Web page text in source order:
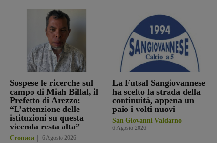
Sospese le ricerche sul
campo di Miah Billal, il
Prefetto di Arezzo:
“L’attenzione delle
istituzioni su questa
vicenda resta alta”
Cronaca 6 Agosto 2026
La Futsal Sangiovannese
ha scelto la strada della
continuità, appena un
paio i volti nuovi
San Giovanni Valdarno
6 Agosto 2026